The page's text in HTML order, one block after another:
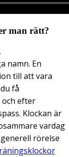
man rätt?
namn. En
till att vara
få
efter
Klockan är
vardag
rörelse